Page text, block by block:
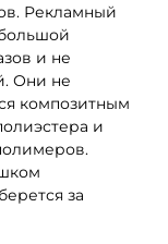
Рекламный
и не
Они не
композитным
и
за